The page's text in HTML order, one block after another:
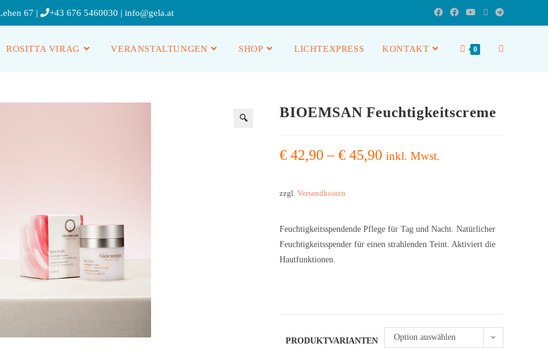
67 | +43 676 5460030 | info@gela.at
ROSITTA VIRAG VERANSTALTUNGEN SHOP LICHTEXPRESS KONTAKT 0
BIOEMSAN Feuchtigkeitscreme
€ 42,90 –€ 45,90 inkl. Mwst.
zzgl.Versandkosten
Feuchtigkeitsspendende Pflege für Tag und Nacht. Natürlicher
Feuchtigkeitsspender für einen strahlenden Teint. Aktiviert die
Hautfunktionen.
PRODUKTVARIANTEN Option auswählen